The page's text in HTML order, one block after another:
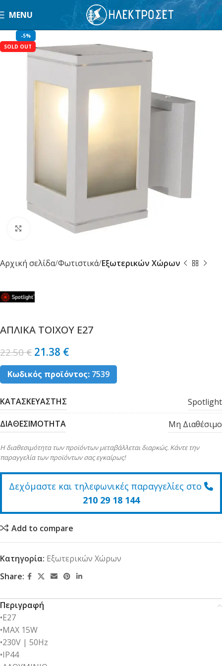
MENU
-5%
SOLD OUT
Κλικ για μεγέθυνση
Αρχική σελίδα Φωτιστικά Εξωτερικών Χώρων
ΑΠΛΙΚΑ ΤΟΙΧΟΥ Ε27
22.50€ 21.38 €
Κωδικός προϊόντος: 7539
ΚΑΤΑΣΚΕΥΑΣΤΗΣ Spotlight
ΔΙΑΘΕΣΙΜΟΤΗΤΑ Μη Διαθέσιμο
Η διαθεσιμότητα των προϊόντων μεταβάλλεται διαρκώς. Κάντε την
παραγγελία των προϊόντων σας εγκαίρως!
Δεχόμαστε και τηλεφωνικές παραγγελίες στο
210 29 18 144
Add to compare
Κατηγορία: Εξωτερικών Χώρων
Share:
Περιγραφή
•E27
•MAX 15W
•230V | 50Ηz
•IP44